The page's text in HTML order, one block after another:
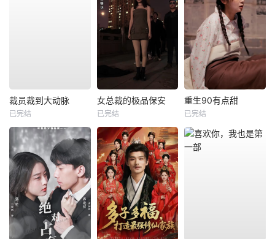
裁员裁到大动脉
已完结
女总裁的极品保安
已完结
重生90有点甜
已完结